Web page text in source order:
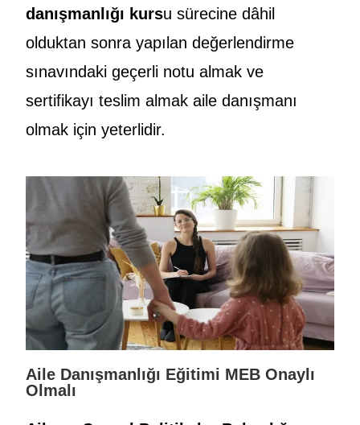
danışmanlığı kursu sürecine dâhil
olduktan sonra yapılan değerlendirme
sınavındaki geçerli notu almak ve
sertifikayı teslim almak aile danışmanı
olmak için yeterlidir.
Aile Danışmanlığı Eğitimi MEB Onaylı
Olmalı